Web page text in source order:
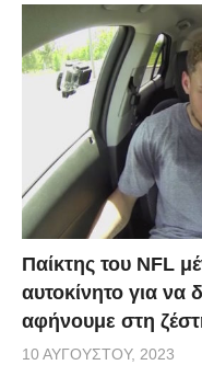
Παίκτης του NFL
αυτοκίνητο για να
αφήνουμε στη
10 ΑΥΓΟΎΣΤΟΥ, 2023